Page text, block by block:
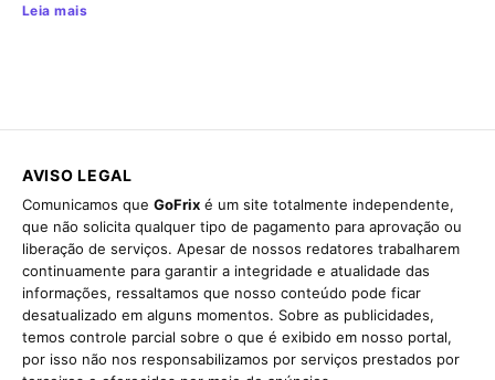
Leia mais
AVISO LEGAL
Comunicamos que GoFrix é um site totalmente independente,
que não solicita qualquer tipo de pagamento para aprovação ou
liberação de serviços. Apesar de nossos redatores trabalharem
continuamente para garantir a integridade e atualidade das
informações, ressaltamos que nosso conteúdo pode ficar
desatualizado em alguns momentos. Sobre as publicidades,
temos controle parcial sobre o que é exibido em nosso portal,
por isso não nos responsabilizamos por serviços prestados por